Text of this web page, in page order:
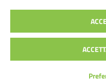
Univoco: UFYI9M
Sito web realizzato da